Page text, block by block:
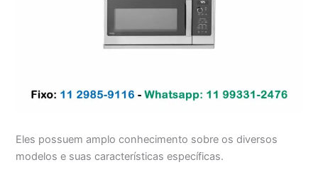
Eles possuem amplo conhecimento sobre os diversos
modelos e suas características específicas.